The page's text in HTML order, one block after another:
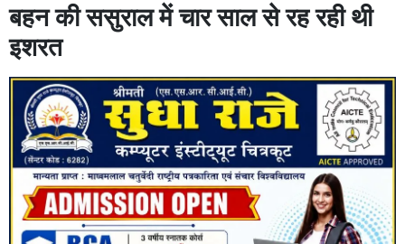
बहन की ससुराल में चार साल से रह रही थी
इशरत